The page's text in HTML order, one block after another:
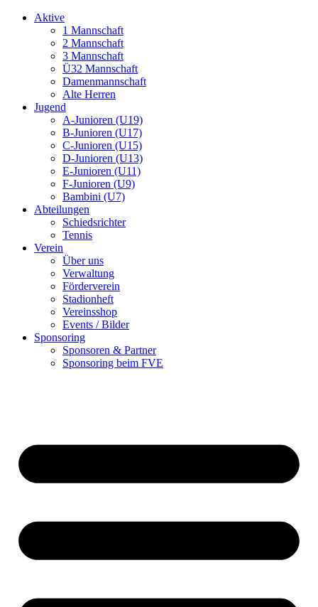
Aktive
1 Mannschaft
2 Mannschaft
3 Mannschaft
Ü32 Mannschaft
Damenmannschaft
Alte Herren
Jugend
A-Junioren (U19)
B-Junioren (U17)
C-Junioren (U15)
D-Junioren (U13)
E-Junioren (U11)
F-Junioren (U9)
Bambini (U7)
Abteilungen
Schiedsrichter
Tennis
Verein
Über uns
Verwaltung
Förderverein
Stadionheft
Vereinsshop
Events / Bilder
Sponsoring
Sponsoren & Partner
Sponsoring beim FVE